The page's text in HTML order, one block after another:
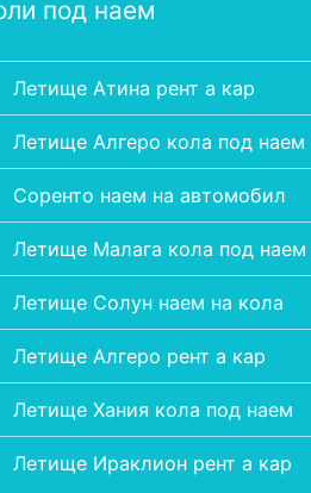
под наем
Летище Атина рент а кар
Летище Алгеро кола под наем
Соренто наем на автомобил
Летище Малага кола под наем
Летище Солун наем на кола
Летище Алгеро рент а кар
Летище Хания кола под наем
Летище Ираклион рент а кар